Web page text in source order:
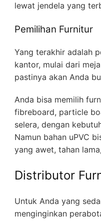
lewat jendela yang
Pemilihan Furnitur
Yang terakhir adalah
kantor, mulai dari
pastinya akan Anda
Anda bisa memilih
fibreboard, particle
selera, dengan
Namun bahan uPVC
yang awet, tahan
Distributor
Untuk Anda yang
menginginkan